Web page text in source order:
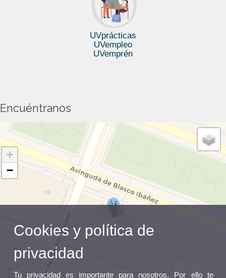
Análisis rápidos para caracterización simple
de muestras de suelo.
LA FOTO AÉREA Y LA
FOTOINTERPRETACIÓN DEL RELIEVE
Infiltració de l’aigua al sòl.
La Cartoteca de la Universitat de València y
UVprácticas
UVempleo
UVemprén
Encuéntranos
+
−
Cookies y política de
privacidad
Tu privacidad es importante para nosotros. Por ello te